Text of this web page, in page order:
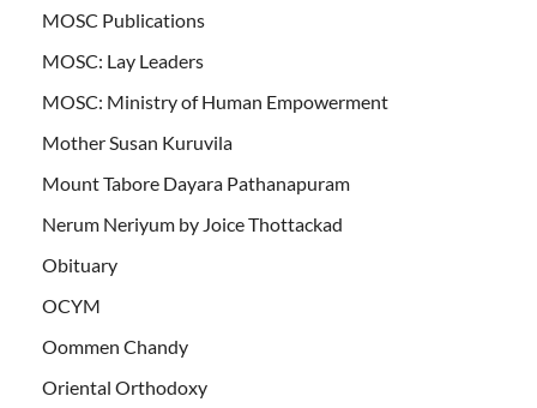
MOSC Publications
MOSC: Lay Leaders
MOSC: Ministry of Human Empowerment
Mother Susan Kuruvila
Mount Tabore Dayara Pathanapuram
Nerum Neriyum by Joice Thottackad
Obituary
OCYM
Oommen Chandy
Oriental Orthodoxy